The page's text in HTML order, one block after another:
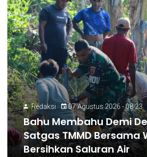
Redaksi 07 Agustus 2026 - 08:23
Bahu Membahu Demi
Satgas TMMD Bersama
Bersihkan Saluran Air